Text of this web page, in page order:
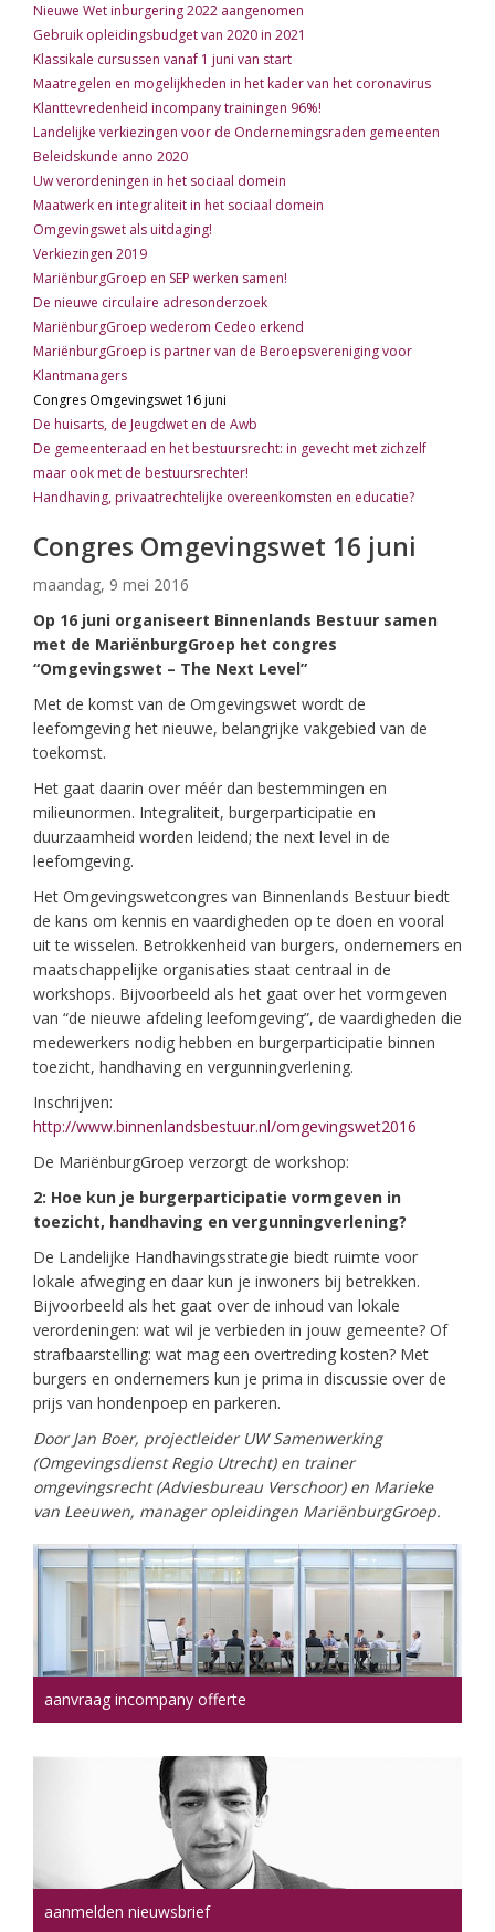
Nieuwe Wet inburgering 2022 aangenomen
Gebruik opleidingsbudget van 2020 in 2021
Klassikale cursussen vanaf 1 juni van start
Maatregelen en mogelijkheden in het kader van het coronavirus
Klanttevredenheid incompany trainingen 96%!
Landelijke verkiezingen voor de Ondernemingsraden gemeenten
Beleidskunde anno 2020
Uw verordeningen in het sociaal domein
Maatwerk en integraliteit in het sociaal domein
Omgevingswet als uitdaging!
Verkiezingen 2019
MariënburgGroep en SEP werken samen!
De nieuwe circulaire adresonderzoek
MariënburgGroep wederom Cedeo erkend
MariënburgGroep is partner van de Beroepsvereniging voor
Klantmanagers
Congres Omgevingswet 16 juni
De huisarts, de Jeugdwet en de Awb
De gemeenteraad en het bestuursrecht: in gevecht met zichzelf
maar ook met de bestuursrechter!
Handhaving, privaatrechtelijke overeenkomsten en educatie?
Congres Omgevingswet 16 juni
maandag, 9 mei 2016
Op 16 juni organiseert Binnenlands Bestuur samen
met de MariënburgGroep het congres
“Omgevingswet – The Next Level”
Met de komst van de Omgevingswet wordt de
leefomgeving het nieuwe, belangrijke vakgebied van de
toekomst.
Het gaat daarin over méér dan bestemmingen en
milieunormen. Integraliteit, burgerparticipatie en
duurzaamheid worden leidend; the next level in de
leefomgeving.
Het Omgevingswetcongres van Binnenlands Bestuur biedt
de kans om kennis en vaardigheden op te doen en vooral
uit te wisselen. Betrokkenheid van burgers, ondernemers en
maatschappelijke organisaties staat centraal in de
workshops. Bijvoorbeeld als het gaat over het vormgeven
van “de nieuwe afdeling leefomgeving”, de vaardigheden die
medewerkers nodig hebben en burgerparticipatie binnen
toezicht, handhaving en vergunningverlening.
Inschrijven:
http://www.binnenlandsbestuur.nl/omgevingswet2016
De MariënburgGroep verzorgt de workshop:
2: Hoe kun je burgerparticipatie vormgeven in
toezicht, handhaving en vergunningverlening?
De Landelijke Handhavingsstrategie biedt ruimte voor
lokale afweging en daar kun je inwoners bij betrekken.
Bijvoorbeeld als het gaat over de inhoud van lokale
verordeningen: wat wil je verbieden in jouw gemeente? Of
strafbaarstelling: wat mag een overtreding kosten? Met
burgers en ondernemers kun je prima in discussie over de
prijs van hondenpoep en parkeren.
Door Jan Boer, projectleider UW Samenwerking
(Omgevingsdienst Regio Utrecht) en trainer
omgevingsrecht (Adviesbureau Verschoor) en Marieke
van Leeuwen, manager opleidingen MariënburgGroep.
aanvraag incompany offerte
aanmelden nieuwsbrief